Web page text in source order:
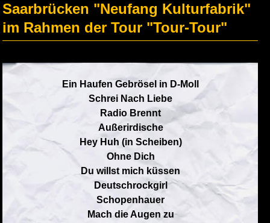
Saarbrücken "Neufang Kulturfabrik"
im Rahmen der Tour "Tour-Tour"
Ein Haufen Gebrösel in D-Moll
Schrei Nach Liebe
Radio Brennt
Außerirdische
Hey Huh (in Scheiben)
Ohne Dich
Du willst mich küssen
Deutschrockgirl
Schopenhauer
Mach die Augen zu